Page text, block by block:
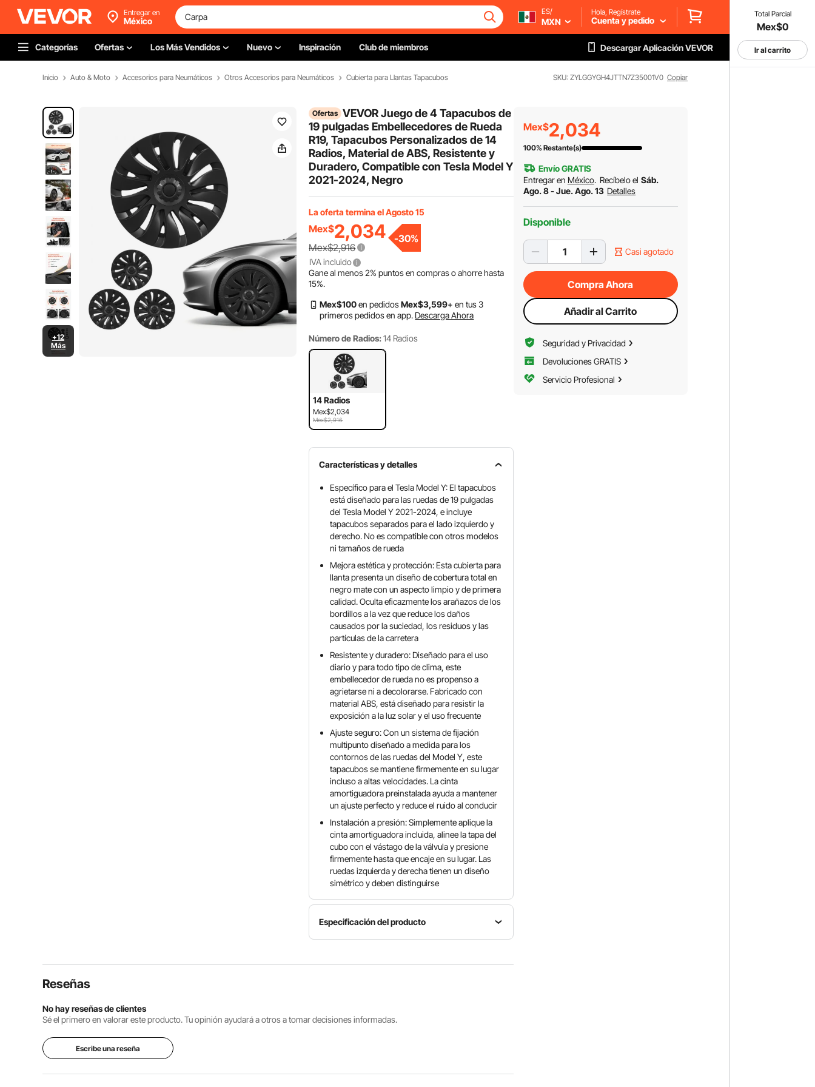
Total Parcial
Mex$0
Ir al carrito
Entregar en
México
ES/
MXN
Hola, Regístrate
Cuenta y pedido
Categorías Ofertas Los Más Vendidos Nuevo Inspiración Club de miembros Descargar Aplicación VEVOR
Inicio Auto & Moto Accesorios para Neumáticos Otros Accesorios para Neumáticos Cubierta para Llantas Tapacubos SKU: ZYLGGYGH4JTTN7Z35001V0 Copiar
+12
Más
Ofertas VEVOR Juego de 4 Tapacubos de
19 pulgadas Embellecedores de Rueda
R19, Tapacubos Personalizados de 14
Radios, Material de ABS, Resistente y
Duradero, Compatible con Tesla Model Y
2021-2024, Negro
La oferta termina el Agosto 15
Mex$2,034
Mex$2,916
-30%
IVA incluido
Gane al menos2% puntos en compras o ahorre hasta
15%.
Mex$100en pedidosMex$3,599+ en tus 3
primeros pedidos en app. Descarga Ahora
Número de Radios: 14 Radios
14 Radios
Mex$2,034
Mex$2,916
Características y detalles
Específico para el Tesla Model Y: El tapacubos
está diseñado para las ruedas de 19 pulgadas
del Tesla Model Y 2021-2024, e incluye
tapacubos separados para el lado izquierdo y
derecho. No es compatible con otros modelos
ni tamaños de rueda
Mejora estética y protección: Esta cubierta para
llanta presenta un diseño de cobertura total en
negro mate con un aspecto limpio y de primera
calidad. Oculta eficazmente los arañazos de los
bordillos a la vez que reduce los daños
causados ​​por la suciedad, los residuos y las
partículas de la carretera
Resistente y duradero: Diseñado para el uso
diario y para todo tipo de clima, este
embellecedor de rueda no es propenso a
agrietarse ni a decolorarse. Fabricado con
material ABS, está diseñado para resistir la
exposición a la luz solar y el uso frecuente
Ajuste seguro: Con un sistema de fijación
multipunto diseñado a medida para los
contornos de las ruedas del Model Y, este
tapacubos se mantiene firmemente en su lugar
incluso a altas velocidades. La cinta
amortiguadora preinstalada ayuda a mantener
un ajuste perfecto y reduce el ruido al conducir
Instalación a presión: Simplemente aplique la
cinta amortiguadora incluida, alinee la tapa del
cubo con el vástago de la válvula y presione
firmemente hasta que encaje en su lugar. Las
ruedas izquierda y derecha tienen un diseño
simétrico y deben distinguirse
Especificación del producto
de
14
Vehículo
Reseñas
No hay reseñas de clientes
Sé el primero en valorar este producto. Tu opinión ayudará a otros a tomar decisiones informadas.
Escribe una reseña
Mex$2,034
100% Restante(s)
Envío GRATIS
Entregar en México. Recíbelo el Sáb.
Ago. 8 - Jue. Ago. 13 Detalles
Disponible
Casi agotado
Compra Ahora
Añadir al Carrito
Seguridad y Privacidad
Devoluciones GRATIS
Servicio Profesional